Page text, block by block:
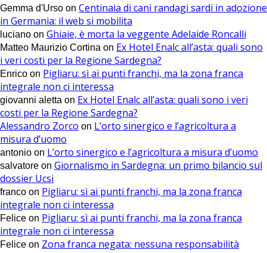
Gemma d'Urso on Centinaia di cani randagi sardi in adozione
in Germania: il web si mobilita
luciano on Ghiaie, è morta la veggente Adelaide Roncalli
Matteo Maurizio Cortina on Ex Hotel Enalc all’asta: quali sono
i veri costi per la Regione Sardegna?
Enrico on Pigliaru: sì ai punti franchi, ma la zona franca
integrale non ci interessa
giovanni aletta on Ex Hotel Enalc all’asta: quali sono i veri
costi per la Regione Sardegna?
Alessandro Zorco on L’orto sinergico e l’agricoltura a
misura d’uomo
antonio on L’orto sinergico e l’agricoltura a misura d’uomo
salvatore on Giornalismo in Sardegna: un primo bilancio sul
dossier Ucsi
franco on Pigliaru: sì ai punti franchi, ma la zona franca
integrale non ci interessa
Felice on Pigliaru: sì ai punti franchi, ma la zona franca
integrale non ci interessa
Felice on Zona franca negata: nessuna responsabilità